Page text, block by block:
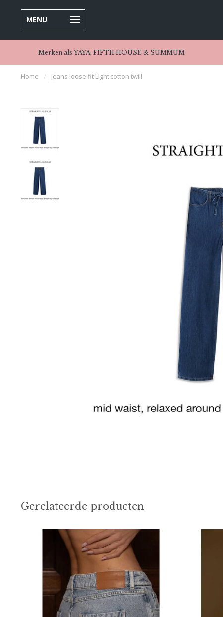
MENU
Merken als YAYA, FIFTH HOUSE & SUMMUM
Home / Jeans loose fit Light cotton twill
Gerelateerde producten